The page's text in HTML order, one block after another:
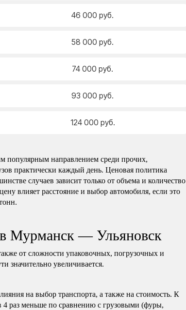
46 000 руб.
58 000 руб.
74 000 руб.
93 000 руб.
124 000 руб.
популярным направлением среди прочих,
практически каждый день. Ценовая политика
случаев зависит только от объема и количество
влияет расстояние и выбор автомобиля, если это
Мурманск — Ульяновск
от сложности упаковочных, погрузочных и
значительно увеличивается.
на выбор транспорта, а также на стоимость. К
4 раз меньше по сравнению с грузовыми (фуры,